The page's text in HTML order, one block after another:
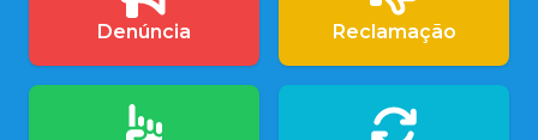
Denúncia Reclamação